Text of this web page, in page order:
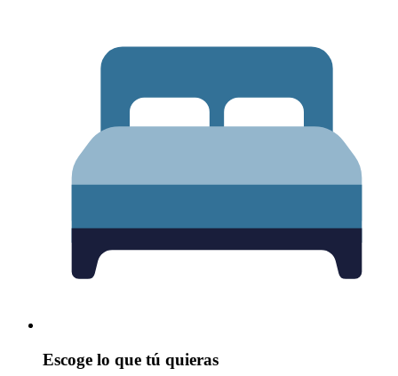
Escoge lo que tú quieras